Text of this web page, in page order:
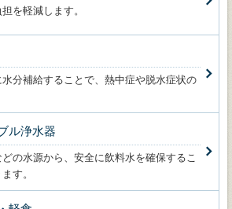
を軽減します。
水分補給することで、熱中症や脱水症状の
ル浄水器
どの水源から、安全に飲料水を確保するこ
す。